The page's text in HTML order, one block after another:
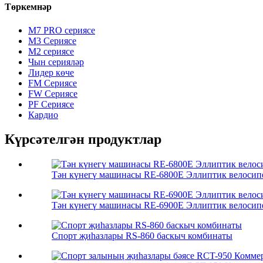
Төркемнәр
M7 PRO сериясе
M3 Сериясе
M2 сериясе
Чын серияләр
Лидер көче
FM Сериясе
FW Сериясе
PF Сериясе
Кардио
Күрсәтелгән продуктлар
Тән күнегү машинасы RE-6800E Эллиптик
Тән күнегү машинасы RE-6900E Эллиптик
Спорт җиһазлары RS-860 баскыч комбинаты